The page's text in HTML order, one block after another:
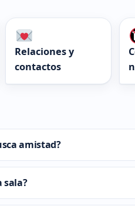
Relaciones y
contactos
amistad?
sala?